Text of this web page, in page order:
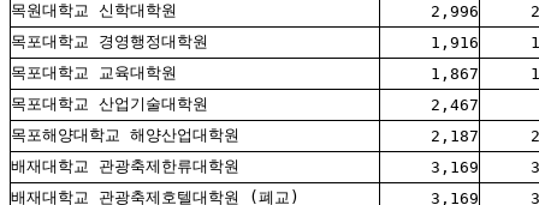
목원대학교 신학대학원
2,996
목포대학교 경영행정대학원
1,916
목포대학교 교육대학원
1,867
목포대학교 산업기술대학원
2,467
목포해양대학교 해양산업대학원
2,187
배재대학교 관광축제한류대학원
3,169
배재대학교 관광축제호텔대학원 (폐교)
3,169